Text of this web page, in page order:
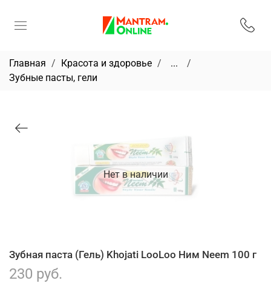
Главная Красота и здоровье
...
Зубные пасты, гели
Нет в наличии
Зубная паста (Гель) Khojati LooLoo Ним Neem 100 г
230 руб.